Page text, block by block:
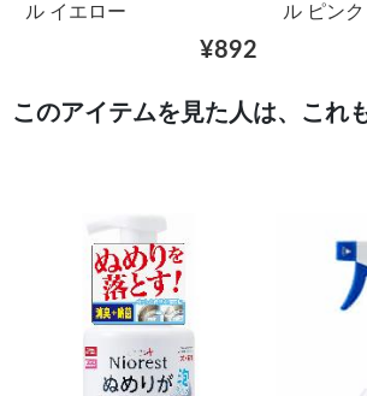
ル イエロー
¥892
ル ピンク
このアイテムを見た人は、これ